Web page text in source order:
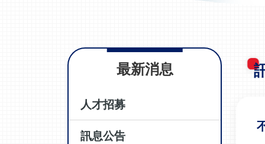
最新消息
人才招募
訊息公告